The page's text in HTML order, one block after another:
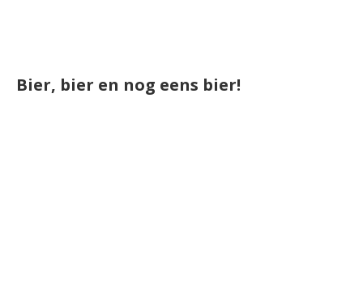
Bier, bier en nog eens bier!